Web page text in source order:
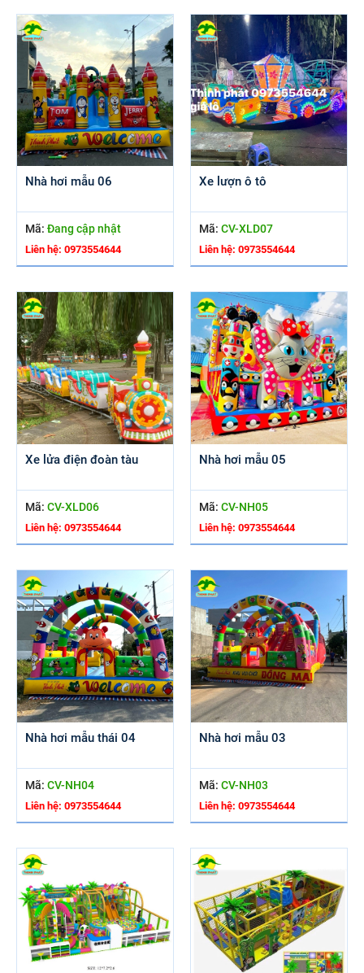
Nhà hơi mẫu 06
Mã: Đang cập nhật
Liên hệ: 0973554644
Xe lượn ô tô
Mã: CV-XLD07
Liên hệ: 0973554644
Xe lửa điện đoàn tàu
Mã: CV-XLD06
Liên hệ: 0973554644
Nhà hơi mẫu 05
Mã: CV-NH05
Liên hệ: 0973554644
Nhà hơi mẫu thái 04
Mã: CV-NH04
Liên hệ: 0973554644
Nhà hơi mẫu 03
Mã: CV-NH03
Liên hệ: 0973554644